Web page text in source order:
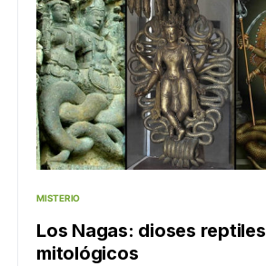
MISTERIO
Los Nagas: dioses reptiles
mitológicos